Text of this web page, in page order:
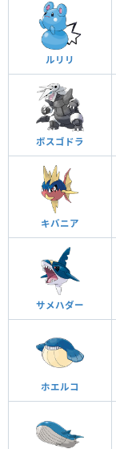
ルリリ
ボスゴドラ
キバニア
サメハダー
ホエルコ